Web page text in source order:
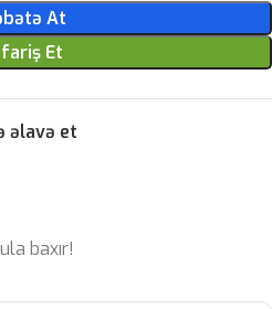
At
Et
əlavə et
baxır!